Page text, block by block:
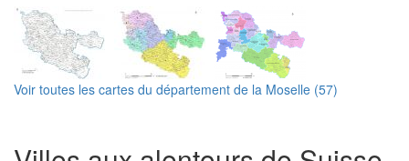
Voir toutes les cartes du département de la Moselle (57)